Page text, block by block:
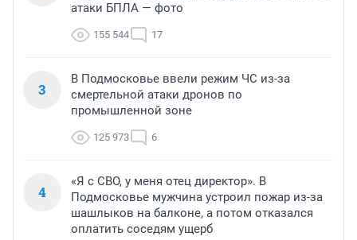
атаки БПЛА — фото
155 544 17
3
В Подмосковье ввели режим ЧС из-за
смертельной атаки дронов по
промышленной зоне
125 973 6
4
«Я с СВО, у меня отец директор». В
Подмосковье мужчина устроил пожар из-за
шашлыков на балконе, а потом отказался
оплатить соседям ущерб